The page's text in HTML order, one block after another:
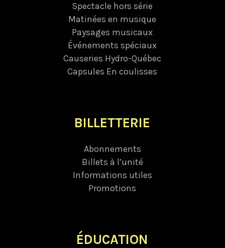
Spectacle hors série
Matinées en musique
Paysages musicaux
Événements spéciaux
Causeries Hydro-Québec
Capsules En coulisses
BILLETTERIE
Abonnements
Billets à l’unité
Informations utiles
Promotions
ÉDUCATION